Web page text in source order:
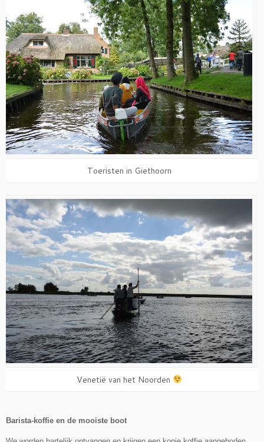
Toeristen in Giethoorn
Venetië van het Noorden
Barista-koffie en de mooiste boot